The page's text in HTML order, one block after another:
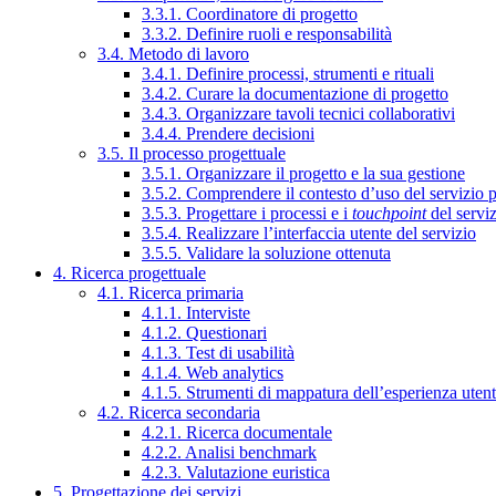
3.3.1. Coordinatore di progetto
3.3.2. Definire ruoli e responsabilità
3.4. Metodo di lavoro
3.4.1. Definire processi, strumenti e rituali
3.4.2. Curare la documentazione di progetto
3.4.3. Organizzare tavoli tecnici collaborativi
3.4.4. Prendere decisioni
3.5. Il processo progettuale
3.5.1. Organizzare il progetto e la sua gestione
3.5.2. Comprendere il contesto d’uso del servizio
3.5.3. Progettare i processi e i touchpointdel
3.5.4. Realizzare l’interfaccia utente del servizio
3.5.5. Validare la soluzione ottenuta
4. Ricerca progettuale
4.1. Ricerca primaria
4.1.1. Interviste
4.1.2. Questionari
4.1.3. Test di usabilità
4.1.4. Web analytics
4.1.5. Strumenti di mappatura dell’esperienza
4.2. Ricerca secondaria
4.2.1. Ricerca documentale
4.2.2. Analisi benchmark
4.2.3. Valutazione euristica
5. Progettazione dei servizi